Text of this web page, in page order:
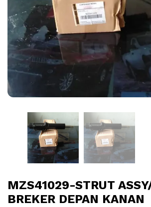
MZS41029-STRUT
BREKER DEPAN KANAN